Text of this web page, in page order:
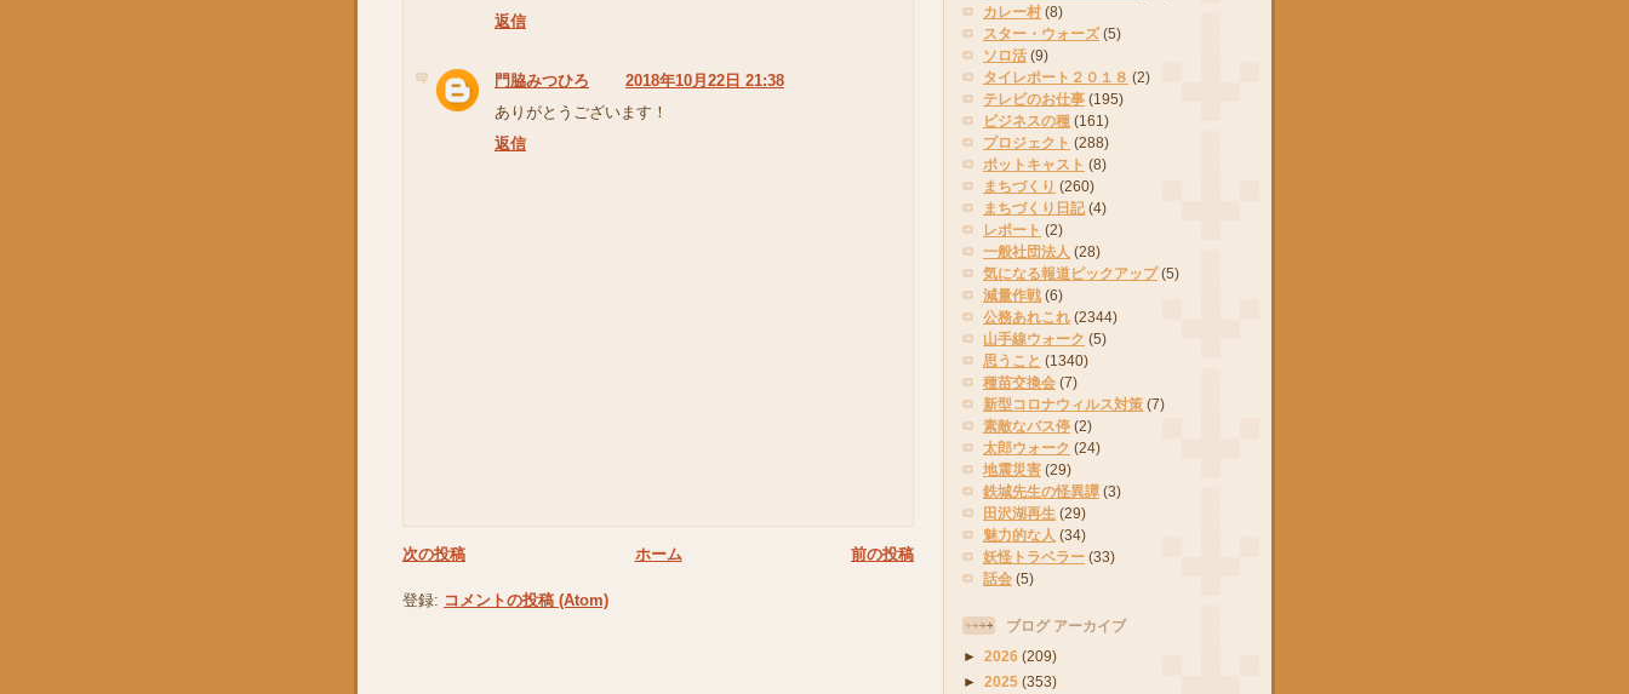
返信
門脇みつひろ
2018年10月22日 21:38
ありがとうございます！
返信
次の投稿 前の投稿
ホーム
登録: コメントの投稿 (Atom)
カレー村 (8)
スター・ウォーズ (5)
ソロ活 (9)
タイレポート２０１８ (2)
テレビのお仕事 (195)
ビジネスの種 (161)
プロジェクト (288)
ポットキャスト (8)
まちづくり (260)
まちづくり日記 (4)
レポート (2)
一般社団法人 (28)
気になる報道ピックアップ (5)
減量作戦 (6)
公務あれこれ (2344)
山手線ウォーク (5)
思うこと (1340)
種苗交換会 (7)
新型コロナウィルス対策 (7)
素敵なバス停 (2)
太郎ウォーク (24)
地震災害 (29)
鉄城先生の怪異譚 (3)
田沢湖再生 (29)
魅力的な人 (34)
妖怪トラベラー (33)
話会 (5)
ブログ アーカイブ
► 2026 (209)
► 2025 (353)